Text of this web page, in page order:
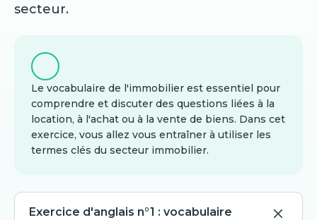
secteur.
Le vocabulaire de l'immobilier est essentiel pour
comprendre et discuter des questions liées à la
location, à l'achat ou à la vente de biens. Dans cet
exercice, vous allez vous entraîner à utiliser les
termes clés du secteur immobilier.
Exercice d'anglais n°1 : vocabulaire